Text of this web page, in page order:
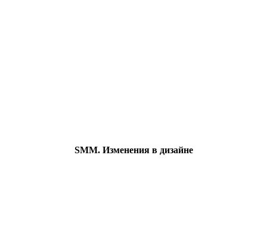
SMM. Изменения в дизайне